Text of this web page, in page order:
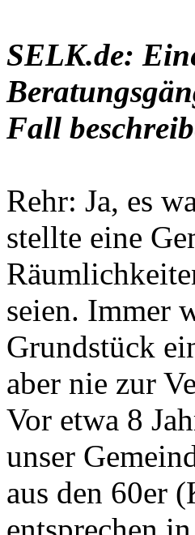
SELK.de:
Fall
Rehr: Ja, es
stellte eine
seien. Immer
Grundstück
aber nie zur
Vor etwa 8
unser
aus den 60er